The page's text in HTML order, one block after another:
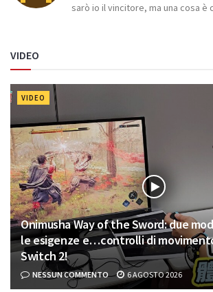
sarò io il vincitore, ma una cosa è
VIDEO
VIDEO
Onimusha Way of the Sword: due
le esigenze e…controlli di
Switch 2!
NESSUN COMMENTO 6 AGOSTO 2026